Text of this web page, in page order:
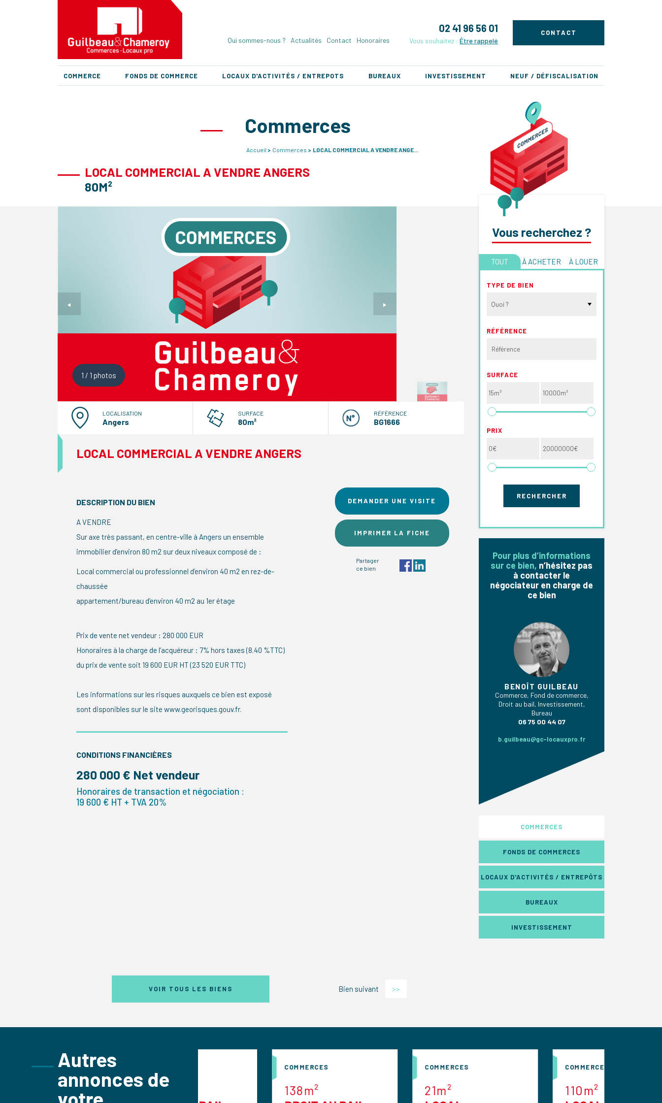
Qui sommes-nous ? Actualités Contact Honoraires
02 41 96 56 01
Vous souhaitez :Être rappelé
CONTACT
COMMERCE FONDS DE COMMERCE LOCAUX D'ACTIVITÉS / ENTREPOTS BUREAUX INVESTISSEMENT NEUF / DÉFISCALISATION
Commerces
Accueil Commerces LOCAL COMMERCIAL A VENDRE ANGE...
LOCAL COMMERCIAL A VENDRE ANGERS
80M²
1 / 1 photos
LOCALISATION
Angers
SURFACE
80m²
RÉFÉRENCE
BG1666
LOCAL COMMERCIAL A VENDRE ANGERS
DESCRIPTION DU BIEN
A VENDRE
Sur axe très passant, en centre-ville à Angers un ensemble
immobilier d’environ 80 m2 sur deux niveaux composé de :
Local commercial ou professionnel d’environ 40 m2 en rez-de-
chaussée
appartement/bureau d’environ 40 m2 au 1er étage
Prix de vente net vendeur : 280 000 EUR
Honoraires à la charge de l’acquéreur : 7% hors taxes (8.40 %TTC)
du prix de vente soit 19 600 EUR HT (23 520 EUR TTC)
Les informations sur les risques auxquels ce bien est exposé
sont disponibles sur le site www.georisques.gouv.fr.
CONDITIONS FINANCIÈRES
280 000 € Net vendeur
Honoraires de transaction et négociation :
19 600 € HT + TVA 20%
DEMANDER UNE VISITE
IMPRIMER LA FICHE
Partager
ce bien
Vous recherchez ?
TOUT À ACHETER À LOUER
TYPE DE BIEN
Quoi ?
RÉFÉRENCE
SURFACE
PRIX
Pour plus d’informations
sur ce bien, n’hésitez pas
à contacter le
négociateur en charge de
ce bien
BENOÎT GUILBEAU
Commerce, Fond de commerce,
Droit au bail, Investissement,
Bureau
06 75 00 44 07
b.guilbeau@gc-locauxpro.fr
COMMERCES
FONDS DE COMMERCES
LOCAUX D'ACTIVITÉS / ENTREPÔTS
BUREAUX
INVESTISSEMENT
Bien suivant >>
VOIR TOUS LES BIENS
Autres
annonces de
COMMERCES
35m²